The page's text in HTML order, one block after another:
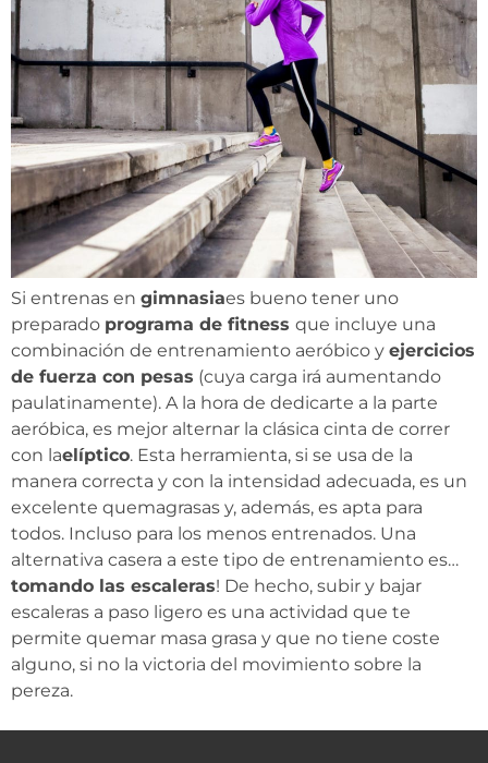
Si entrenas en gimnasiaes bueno tener uno
preparado programa de fitness que incluye una
combinación de entrenamiento aeróbico y ejercicios
de fuerza con pesas (cuya carga irá aumentando
paulatinamente). A la hora de dedicarte a la parte
aeróbica, es mejor alternar la clásica cinta de correr
con laelíptico. Esta herramienta, si se usa de la
manera correcta y con la intensidad adecuada, es un
excelente quemagrasas y, además, es apta para
todos. Incluso para los menos entrenados. Una
alternativa casera a este tipo de entrenamiento es…
tomando las escaleras! De hecho, subir y bajar
escaleras a paso ligero es una actividad que te
permite quemar masa grasa y que no tiene coste
alguno, si no la victoria del movimiento sobre la
pereza.